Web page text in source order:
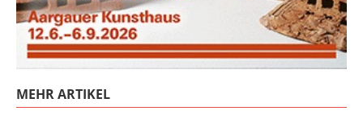
MEHR ARTIKEL